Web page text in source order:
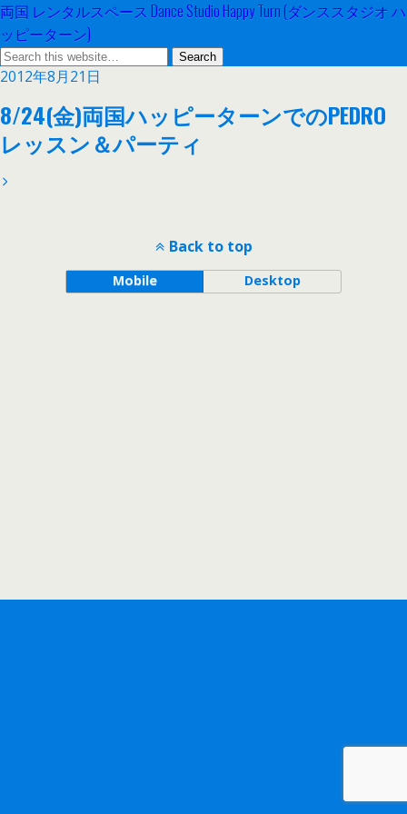
両国 レンタルスペース Dance Studio Happy Turn (ダンススタジオ ハ
ッピーターン)
2012年8月21日
8/24(金)両国ハッピーターンでのPEDRO
レッスン＆パーティ
Back to top
Mobile Desktop